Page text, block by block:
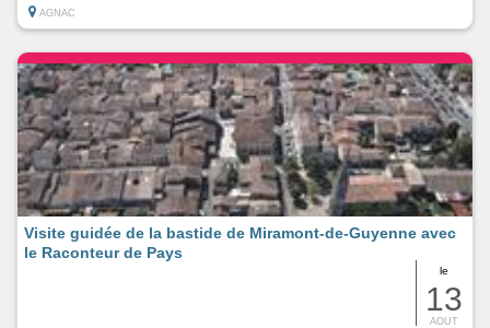
AGNAC
le
13
AOUT
Visite guidée de la bastide de Miramont-de-Guyenne avec
le Raconteur de Pays